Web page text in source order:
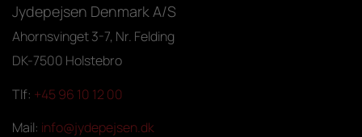
Jydepejsen Denmark A/S
Ahornsvinget 3-7, Nr. Felding
DK-7500 Holstebro
Tlf: +45 96 10 12 00
Mail: info@jydepejsen.dk